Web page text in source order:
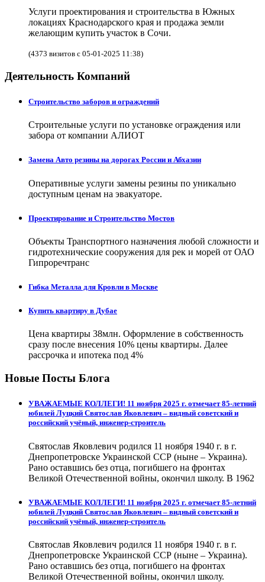
Услуги проектирования и строительства в Южных
локациях Краснодарского края и продажа земли
желающим купить участок в Сочи.
(4373 визитов с 05-01-2025 11:38)
Деятельность Компаний
Строительство заборов и ограждений
Строительные услуги по установке ограждения или
забора от компании АЛИОТ
Замена Авто резины на дорогах России и Абхазии
Оперативные услуги замены резины по уникально
доступным ценам на эвакуаторе.
Проектирование и Строительство Мостов
Объекты Транспортного назначения любой сложности и
гидротехнические сооружения для рек и морей от ОАО
Гипроречтранс
Гибка Металла для Кровли в Москве
Купить квартиру в Дубае
Цена квартиры 38млн. Оформление в собственность
сразу после внесения 10% цены квартиры. Далее
рассрочка и ипотека под 4%
Новые Посты Блога
УВАЖАЕМЫЕ КОЛЛЕГИ! 11 ноября 2025 г. отмечает 85-летний
юбилей Луцкий Святослав Яковлевич – видный советский и
российский учёный, инженер-строитель
Святослав Яковлевич родился 11 ноября 1940 г. в г.
Днепропетровске Украинской ССР (ныне – Украина).
Рано оставшись без отца, погибшего на фронтах
Великой Отечественной войны, окончил школу. В 1962
УВАЖАЕМЫЕ КОЛЛЕГИ! 11 ноября 2025 г. отмечает 85-летний
юбилей Луцкий Святослав Яковлевич – видный советский и
российский учёный, инженер-строитель
Святослав Яковлевич родился 11 ноября 1940 г. в г.
Днепропетровске Украинской ССР (ныне – Украина).
Рано оставшись без отца, погибшего на фронтах
Великой Отечественной войны, окончил школу.